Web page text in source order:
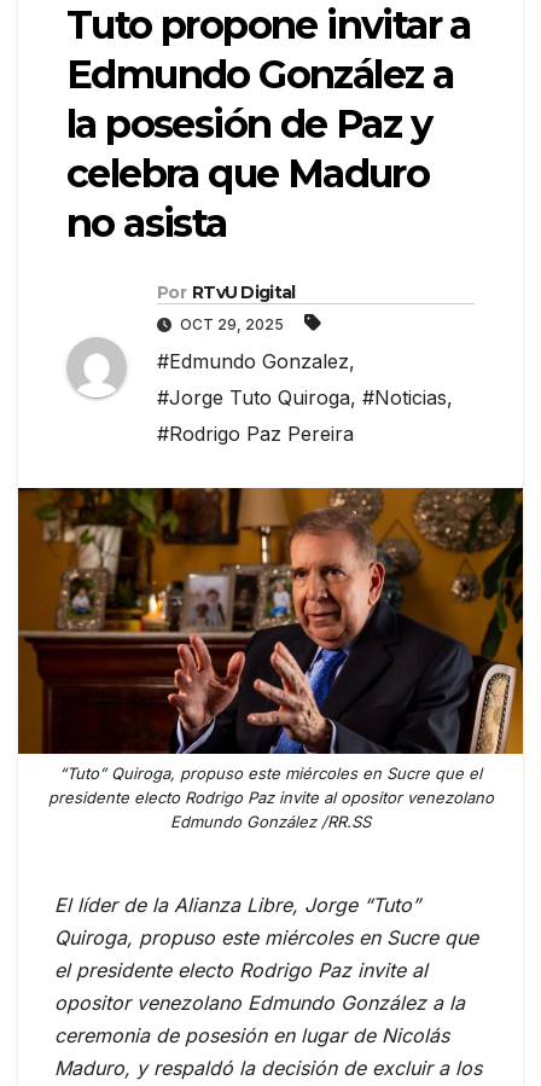
Tuto propone invitar a
Edmundo González a
la posesión de Paz y
celebra que Maduro
no asista
Por RTvU Digital
OCT 29, 2025
#Edmundo Gonzalez,
#Jorge Tuto Quiroga, #Noticias,
#Rodrigo Paz Pereira
“Tuto” Quiroga, propuso este miércoles en Sucre que el
presidente electo Rodrigo Paz invite al opositor venezolano
Edmundo González /RR.SS
El líder de la Alianza Libre, Jorge “Tuto”
Quiroga, propuso este miércoles en Sucre que
el presidente electo Rodrigo Paz invite al
opositor venezolano Edmundo González a la
ceremonia de posesión en lugar de Nicolás
Maduro, y respaldó la decisión de excluir a los